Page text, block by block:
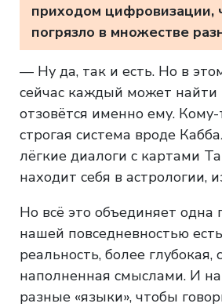
приходом цифровизации,
погрязло в множестве
— Ну да, так и есть. Но в
сейчас каждый может найти
отзовётся именно ему.
строгая система вроде
лёгкие диалоги с картами
находит себя в астрологии,
Но всё это объединяет одна
нашей повседневностью
реальность, более глубокая,
наполненная смыслами. И
разные «языки», чтобы